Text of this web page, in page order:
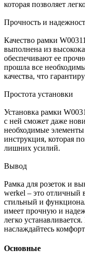
которая позволяет
Прочность и
Качество рамки
выполнена из
обеспечивают ее
прошла все
качества, что
Простота установки
Установка рамки
с ней сможет даже
необходимые
инструкция, которая
лишних усилий.
Вывод
Рамка для розеток и
werkel – это отличный
стильный и
имеет прочную и
легко
наслаждайтесь
Основные